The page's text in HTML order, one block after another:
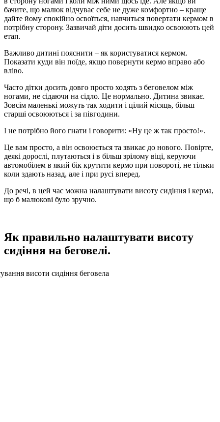
бачите, що малюк відчуває себе не дуже комфортно – краще
дайте йому спокійно освоїться, навчиться повертати кермом в
потрібну сторону. Зазвичай діти досить швидко освоюють цей
етап.
Важливо дитині пояснити – як користуватися кермом.
Показати куди він поїде, якщо повернути кермо вправо або
вліво.
Часто дітки досить довго просто ходять з беговелом між
ногами, не сідаючи на сідло. Це нормально. Дитина звикає.
Зовсім маленькі можуть так ходити і цілий місяць, більш
старші освоюються і за півгодини.
І не потрібно його гнати і говорити: «Ну це ж так просто!».
Це вам просто, а він освоюється та звикає до нового. Повірте,
деякі дорослі, плутаються і в більш зрілому віці, керуючи
автомобілем в який бік крутити кермо при повороті, не тільки
коли здають назад, але і при русі вперед.
До речі, в цей час можна налаштувати висоту сидіння і керма,
що б малюкові було зручно.
Як правильно налаштувати висоту
сидіння на беговелі.